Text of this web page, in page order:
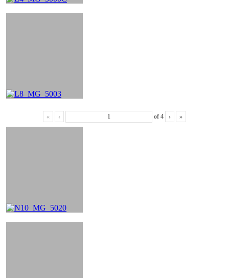
« ‹ of 4 › »